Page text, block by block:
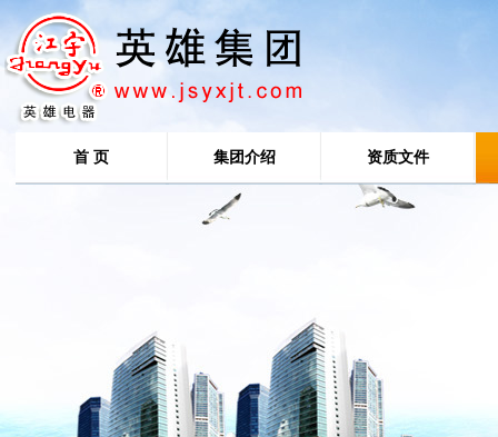
首 页 集团介绍 资质文件